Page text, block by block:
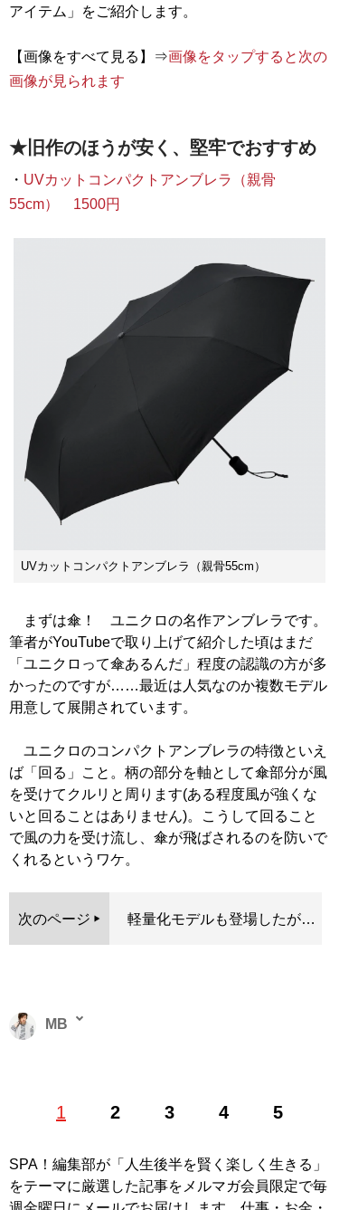
アイテム」をご紹介します。
【画像をすべて見る】⇒画像をタップすると次の
画像が見られます
★旧作のほうが安く、堅牢でおすすめ
・ UVカットコンパクトアンブレラ（親骨
55cm） 1500円
UVカットコンパクトアンブレラ（親骨55cm）
まずは傘！ ユニクロの名作アンブレラです。
筆者がYouTubeで取り上げて紹介した頃はまだ
「ユニクロって傘あるんだ」程度の認識の方が多
かったのですが……最近は人気なのか複数モデル
用意して展開されています。
ユニクロのコンパクトアンブレラの特徴といえ
ば「回る」こと。柄の部分を軸として傘部分が風
を受けてクルリと周ります(ある程度風が強くな
いと回ることはありません)。こうして回ること
で風の力を受け流し、傘が飛ばされるのを防いで
くれるというワケ。
次のページ 軽量化モデルも登場したが…
1 2 3 4 5
MB
MBの偏愛ブランド図鑑
最速でおしゃれに見
『幸服論――人生は服で簡単に変えられる
』など関連書
籍が累計200万部を突破。ブログ「
Knower Mag現役メ
ンズバイヤーが伝えるオシャレになる方法」、ユーチュ
SPA！編集部が「人生後半を賢く楽しく生きる」
をテーマに厳選した記事をメルマガ会員限定で毎